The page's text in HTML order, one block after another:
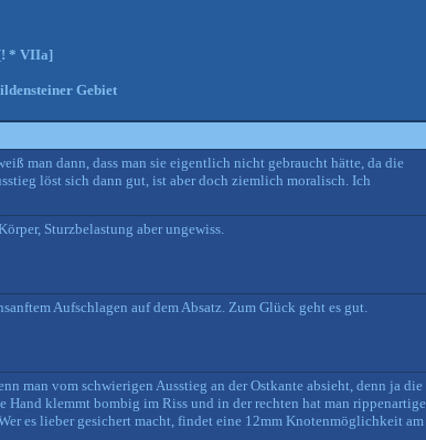
* VIIa]
Gebiet
man dann, dass man sie eigentlich nicht gebraucht hätte, da die
löst sich dann gut, ist aber doch ziemlich moralisch. Ich
Sturzbelastung aber ungewiss.
Aufschlagen auf dem Absatz. Zum Glück geht es gut.
man vom schwierigen Ausstieg an der Ostkante absieht, denn ja die
Hand klemmt bombig im Riss und in der rechten hat man rippenartige
es lieber gesichert macht, findet eine 12mm Knotenmöglichkeit am